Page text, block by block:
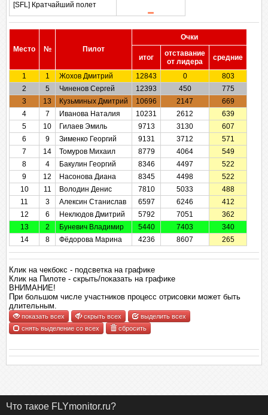
[SFL] Кратчайший полет
Место № Пилот
Очки
итог
отставание
от лидера
cредние
1 1 Жохов Дмитрий 12843 0
803
2
5 Чиненов Сергей 12393 450
775
3
13 Кузьминых Дмитрий 10696 2147
669
4
7 Иванова Наталия 10231 2612
639
5
10 Гилаев Эмиль 9713 3130
607
6
9 Зименко Георгий 9131 3712
571
7
14 Томуров Михаил 8779 4064
549
8
4 Бакулин Георгий 8346 4497
522
9
12 Насонова Диана 8345 4498
522
10
11 Володин Денис 7810 5033
488
11
3 Алексин Станислав 6597 6246
412
12
6 Неклюдов Дмитрий 5792 7051
362
13
2 Буневич Владимир 5440 7403
340
14
8 Фёдорова Марина 4236 8607 265
Клик на чекбокс - подсветка на графике
Клик на Пилоте - скрыть/показать на графике
ВНИМАНИЕ!
При большом числе участников процесс отрисовки может быть
длительным.
показать всех скрыть всех
выделить всех
снять выделение со всех
сбросить
Что такое FLYmonitor.ru?